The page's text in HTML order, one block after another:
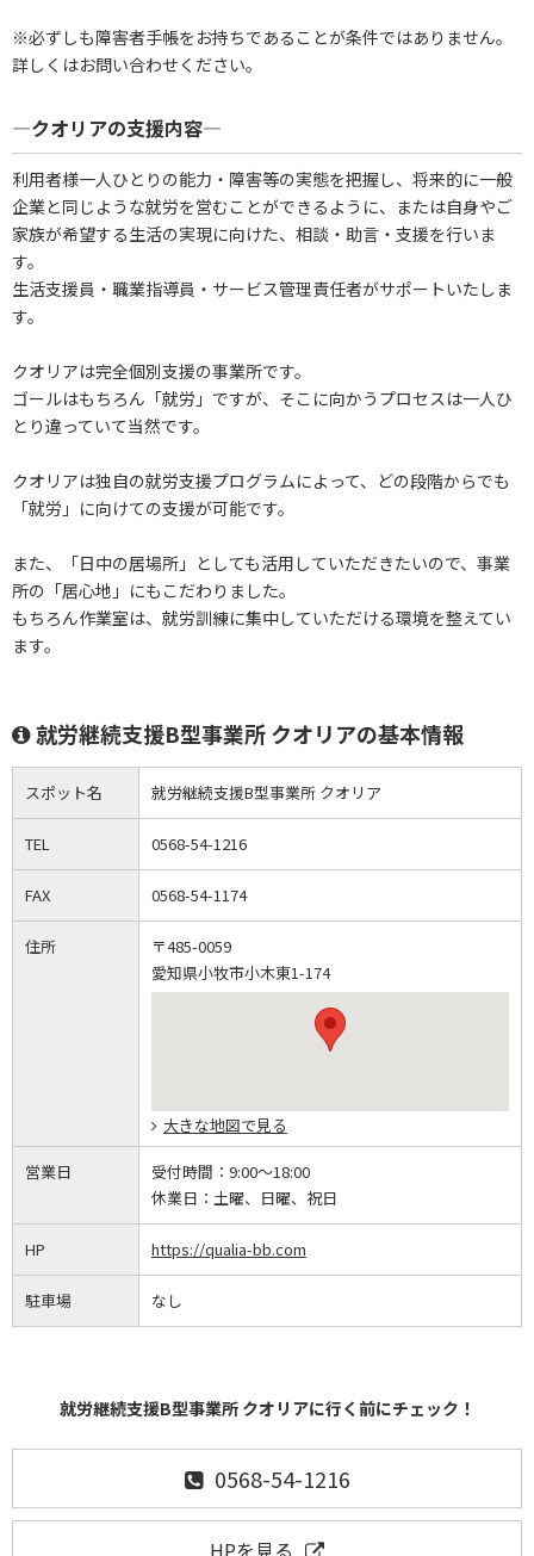
※必ずしも障害者手帳をお持ちであることが条件ではありません。
詳しくはお問い合わせください。
―クオリアの支援内容―
利用者様一人ひとりの能力・障害等の実態を把握し、将来的に一般
企業と同じような就労を営むことができるように、または自身やご
家族が希望する生活の実現に向けた、相談・助言・支援を行いま
す。
生活支援員・職業指導員・サービス管理責任者がサポートいたしま
す。
クオリアは完全個別支援の事業所です。
ゴールはもちろん「就労」ですが、そこに向かうプロセスは一人ひ
とり違っていて当然です。
クオリアは独自の就労支援プログラムによって、どの段階からでも
「就労」に向けての支援が可能です。
また、「日中の居場所」としても活用していただきたいので、事業
所の「居心地」にもこだわりました。
もちろん作業室は、就労訓練に集中していただける環境を整えてい
ます。
就労継続支援B型事業所 クオリアの基本情報
スポット名 就労継続支援B型事業所 クオリア
TEL 0568-54-1216
FAX 0568-54-1174
住所
〒485-0059
愛知県小牧市小木東1-174
大きな地図で見る
営業日 受付時間： 9:00～18:00
休業日： 土曜、日曜、祝日
HP https://qualia-bb.com
駐車場 なし
就労継続支援B型事業所 クオリアに行く前にチェック！
0568-54-1216